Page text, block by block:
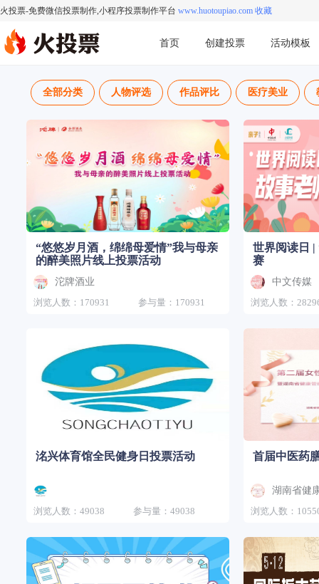
火投票-免费微信投票制作,小程序投票制作平台 www.huotoupiao.com 收藏
首页 创建投票 活动模板
全部分类 人物评选 作品评比 医疗美业
“悠悠岁月酒，绵绵母爱情”我与母亲
的醉美照片线上投票活动
沱牌酒业
浏览人数：170931
参与量：170931
世界阅读日 |
赛
中文传媒
浏览人数：
洺兴体育馆全民健身日投票活动
浏览人数：49038 参与量：49038
首届中医药
湖南省健
浏览人数：